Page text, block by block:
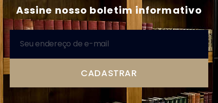
Assine nosso boletim informativo
CADASTRAR